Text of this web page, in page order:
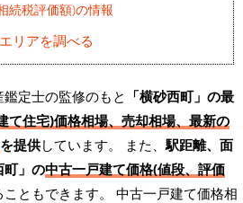
続税評価額)の情報
リアを調べる
定士の監修のもと 「横砂西町」の最
て住宅)価格相場、売却相場、最新の
を提供しています。 また、駅距離、面
町」の中古一戸建て価格(値段、評価
こともできます。 中古一戸建て価格相